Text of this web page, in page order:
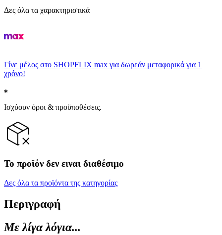
Δες όλα τα χαρακτηριστικά
Γίνε μέλος στο SHOPFLIX max για δωρεάν μεταφορικά για 1
χρόνο!
Ισχύουν όροι & προϋποθέσεις.
Το προϊόν δεν ειναι διαθέσιμο
Δες όλα τα προϊόντα της κατηγορίας
Περιγραφή
Με λίγα λόγια...